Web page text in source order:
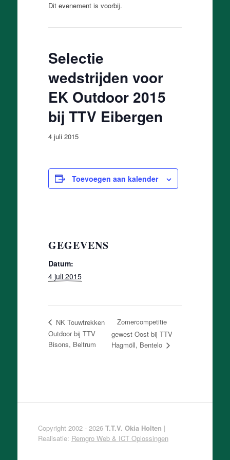
Dit evenement is voorbij.
Selectie
wedstrijden voor
EK Outdoor 2015
bij TTV Eibergen
4 juli 2015
Toevoegen aan kalender
GEGEVENS
Datum:
4 juli 2015
NK Touwtrekken
Outdoor bij TTV
Bisons, Beltrum
Zomercompetitie
gewest Oost bij TTV
Hagmöll, Bentelo
Copyright 2002 - 2026 T.T.V. Okia Holten |
Realisatie: Remgro Web & ICT Oplossingen